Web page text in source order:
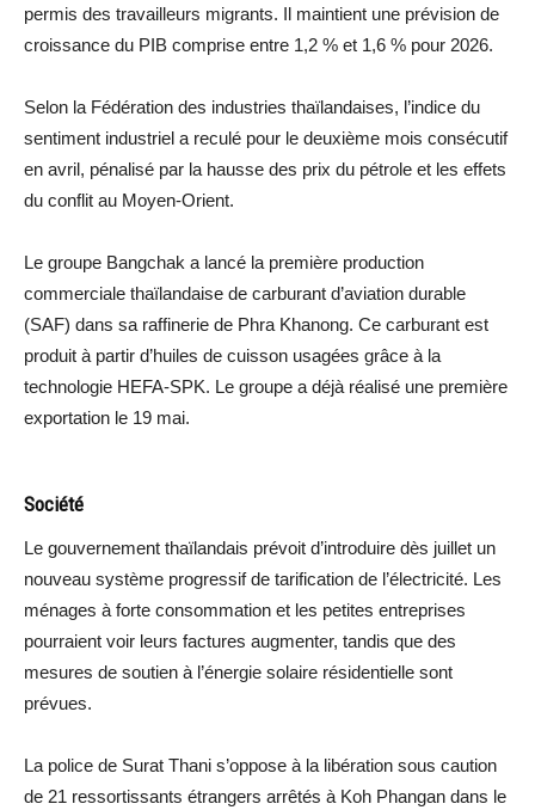
permis des travailleurs migrants. Il maintient une prévision de
croissance du PIB comprise entre 1,2 % et 1,6 % pour 2026.
Selon la Fédération des industries thaïlandaises, l’indice du
sentiment industriel a reculé pour le deuxième mois consécutif
en avril, pénalisé par la hausse des prix du pétrole et les effets
du conflit au Moyen-Orient.
Le groupe Bangchak a lancé la première production
commerciale thaïlandaise de carburant d’aviation durable
(SAF) dans sa raffinerie de Phra Khanong. Ce carburant est
produit à partir d’huiles de cuisson usagées grâce à la
technologie HEFA-SPK. Le groupe a déjà réalisé une première
exportation le 19 mai.
Société
Le gouvernement thaïlandais prévoit d’introduire dès juillet un
nouveau système progressif de tarification de l’électricité. Les
ménages à forte consommation et les petites entreprises
pourraient voir leurs factures augmenter, tandis que des
mesures de soutien à l’énergie solaire résidentielle sont
prévues.
La police de Surat Thani s’oppose à la libération sous caution
de 21 ressortissants étrangers arrêtés à Koh Phangan dans le